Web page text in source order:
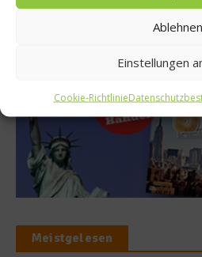
Ablehnen
Einstellungen
Cookie-Richtlinie
Meistgelesen